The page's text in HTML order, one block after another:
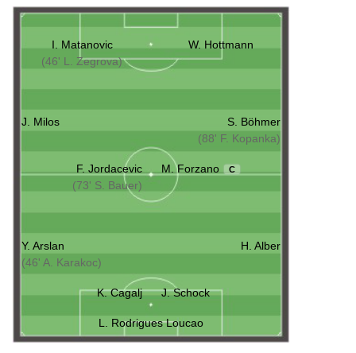
I. Matanovic
(46' L. Zegrova)
W. Hottmann
J. Milos
S. Böhmer
(88' F. Kopanka)
F. Jordacevic
(73' S. Bauer)
M. Forzano C
Y. Arslan
(46' A. Karakoc)
H. Alber
K. Cagalj J. Schock
L. Rodrigues Loucao